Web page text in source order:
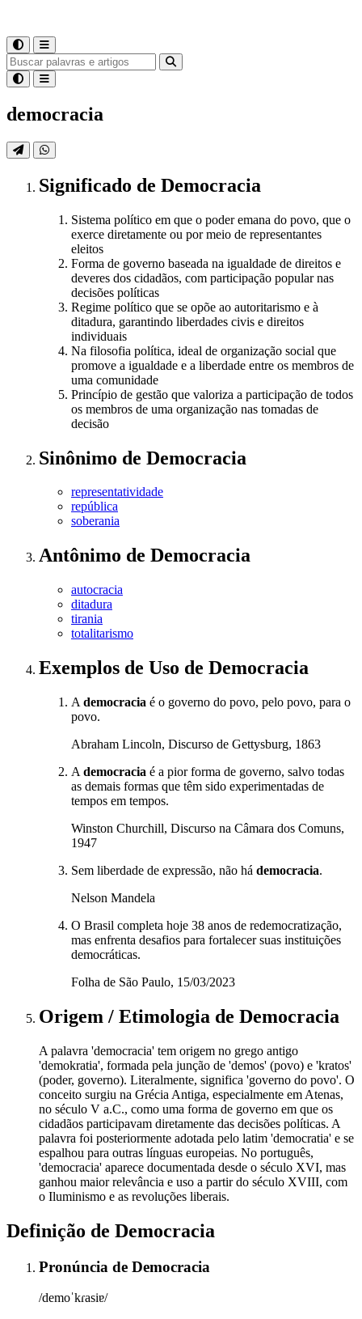
democracia
Significado de Democracia
Sistema político em que o poder emana do povo, que o
exerce diretamente ou por meio de representantes
eleitos
Forma de governo baseada na igualdade de direitos e
deveres dos cidadãos, com participação popular nas
decisões políticas
Regime político que se opõe ao autoritarismo e à
ditadura, garantindo liberdades civis e direitos
individuais
Na filosofia política, ideal de organização social que
promove a igualdade e a liberdade entre os membros de
uma comunidade
Princípio de gestão que valoriza a participação de todos
os membros de uma organização nas tomadas de
decisão
Sinônimo de Democracia
representatividade
república
soberania
Antônimo de Democracia
autocracia
ditadura
tirania
totalitarismo
Exemplos de Uso de Democracia
A democracia é o governo do povo, pelo povo, para o
povo.
Abraham Lincoln, Discurso de Gettysburg, 1863
A democracia é a pior forma de governo, salvo todas
as demais formas que têm sido experimentadas de
tempos em tempos.
Winston Churchill, Discurso na Câmara dos Comuns,
1947
Sem liberdade de expressão, não há democracia.
Nelson Mandela
O Brasil completa hoje 38 anos de redemocratização,
mas enfrenta desafios para fortalecer suas instituições
democráticas.
Folha de São Paulo, 15/03/2023
Origem / Etimologia de Democracia
A palavra 'democracia' tem origem no grego antigo
'demokratia', formada pela junção de 'demos' (povo) e 'kratos'
(poder, governo). Literalmente, significa 'governo do povo'. O
conceito surgiu na Grécia Antiga, especialmente em Atenas,
no século V a.C., como uma forma de governo em que os
cidadãos participavam diretamente das decisões políticas. A
palavra foi posteriormente adotada pelo latim 'democratia' e se
espalhou para outras línguas europeias. No português,
'democracia' aparece documentada desde o século XVI, mas
ganhou maior relevância e uso a partir do século XVIII, com
o Iluminismo e as revoluções liberais.
Definição de Democracia
Pronúncia de Democracia
/demoˈkɾasiɐ/